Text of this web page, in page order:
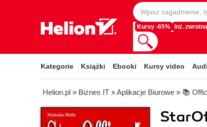
Kursy -65% Inż.
Kategorie Książki Ebooki Kursy video
Helion.pl » Biznes IT »Aplikacje Biurowe » 📚